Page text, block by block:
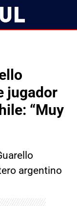
jugador
“Muy
argentino